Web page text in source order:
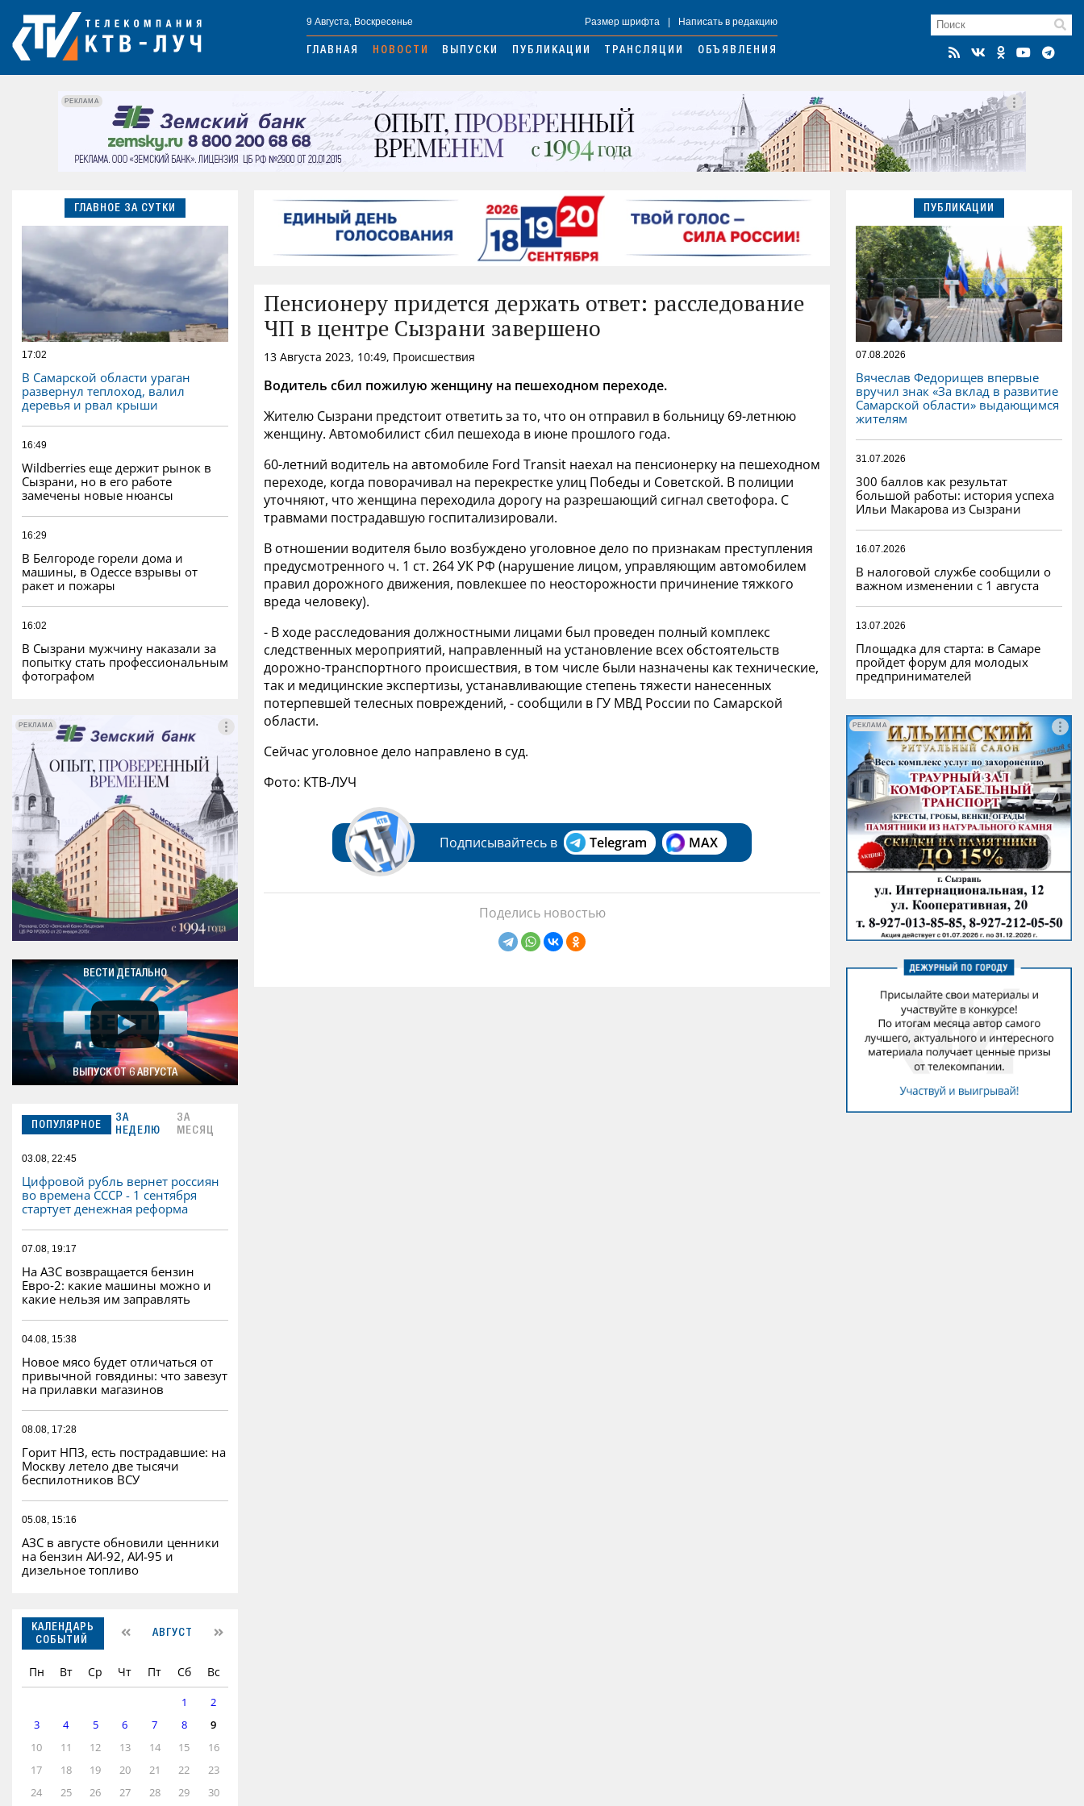
9 Августа, Воскресенье Размер шрифта Написать в редакцию
ГЛАВНАЯ НОВОСТИ ВЫПУСКИ ПУБЛИКАЦИИ ТРАНСЛЯЦИИ ОБЪЯВЛЕНИЯ
РЕКЛАМА
ГЛАВНОЕ ЗА СУТКИ
17:02
В Самарской области ураган
развернул теплоход, валил
деревья и рвал крыши
16:49
Wildberries еще держит рынок в
Сызрани, но в его работе
замечены новые нюансы
16:29
В Белгороде горели дома и
машины, в Одессе взрывы от
ракет и пожары
16:02
В Сызрани мужчину наказали за
попытку стать профессиональным
фотографом
РЕКЛАМА
РЕКЛАМА
ВЕСТИ ДЕТАЛЬНО
ВЫПУСК ОТ 6 АВГУСТА
ПОПУЛЯРНОЕ
ЗА
НЕДЕЛЮ
ЗА
МЕСЯЦ
03.08, 22:45
Цифровой рубль вернет россиян
во времена СССР - 1 сентября
стартует денежная реформа
07.08, 19:17
На АЗС возвращается бензин
Евро‑2: какие машины можно и
какие нельзя им заправлять
04.08, 15:38
Новое мясо будет отличаться от
привычной говядины: что завезут
на прилавки магазинов
08.08, 17:28
Горит НПЗ, есть пострадавшие: на
Москву летело две тысячи
беспилотников ВСУ
05.08, 15:16
АЗС в августе обновили ценники
на бензин АИ-92, АИ-95 и
дизельное топливо
КАЛЕНДАРЬ
СОБЫТИЙ
АВГУСТ
Пн Вт Ср Чт Пт Сб Вс
1
2
3
4 5 6 7 8
9
10
11 12 13 14 15
16
17
18 19 20 21 22
23
24
25 26 27 28 29 30
Пенсионеру придется держать ответ: расследование
ЧП в центре Сызрани завершено
13 Августа 2023, 10:49, Происшествия
Водитель сбил пожилую женщину на пешеходном переходе.
Жителю Сызрани предстоит ответить за то, что он отправил в больницу 69-летнюю
женщину. Автомобилист сбил пешехода в июне прошлого года.
60-летний водитель на автомобиле Ford Transit наехал на пенсионерку на пешеходном
переходе, когда поворачивал на перекрестке улиц Победы и Советской. В полиции
уточняют, что женщина переходила дорогу на разрешающий сигнал светофора. С
травмами пострадавшую госпитализировали.
В отношении водителя было возбуждено уголовное дело по признакам преступления
предусмотренного ч. 1 ст. 264 УК РФ (нарушение лицом, управляющим автомобилем
правил дорожного движения, повлекшее по неосторожности причинение тяжкого
вреда человеку).
- В ходе расследования должностными лицами был проведен полный комплекс
следственных мероприятий, направленный на установление всех обстоятельств
дорожно-транспортного происшествия, в том числе были назначены как технические,
так и медицинские экспертизы, устанавливающие степень тяжести нанесенных
потерпевшей телесных повреждений, - сообщили в ГУ МВД России по Самарской
области.
Сейчас уголовное дело направлено в суд.
Фото: КТВ-ЛУЧ
Подписывайтесь в Telegram MAX
Поделись новостью
ПУБЛИКАЦИИ
07.08.2026
Вячеслав Федорищев впервые
вручил знак «За вклад в развитие
Самарской области» выдающимся
жителям
31.07.2026
300 баллов как результат
большой работы: история успеха
Ильи Макарова из Сызрани
16.07.2026
В налоговой службе сообщили о
важном изменении с 1 августа
13.07.2026
Площадка для старта: в Самаре
пройдет форум для молодых
предпринимателей
РЕКЛАМА